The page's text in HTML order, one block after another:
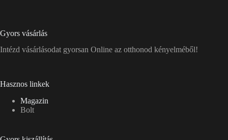
Gyors vásárlás
Intézd vásárlásodat gyorsan Online az otthonod kényelméből!
Hasznos linkek
Magazin
Bolt